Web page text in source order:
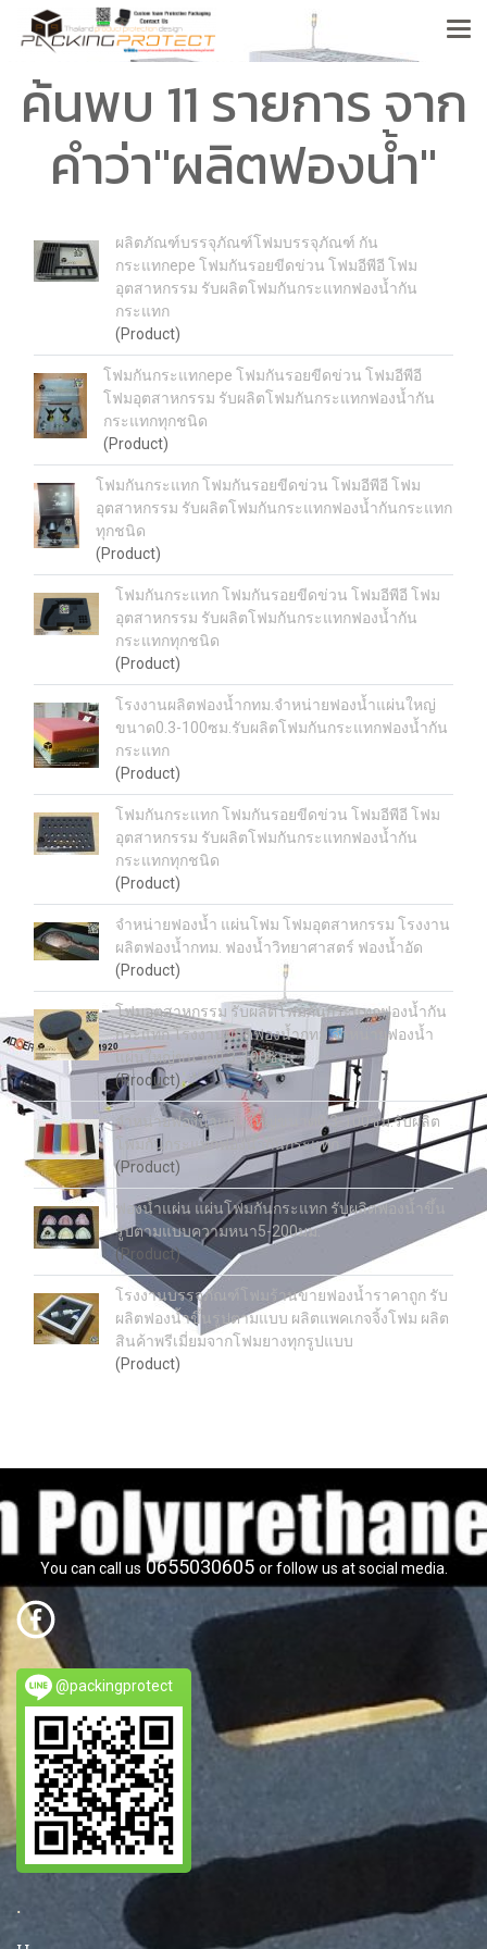
ค้นพบ 11 รายการ จาก
คำว่า"ผลิตฟองน้ำ"
ผลิตภัณฑ์บรรจุภัณฑ์โฟมบรรจุภัณฑ์ กัน
กระแทกepe โฟมกันรอยขีดข่วน โฟมอีพีอี โฟม
อุตสาหกรรม รับผลิตโฟมกันกระแทกฟองน้ำกัน
กระแทก
(Product)
โฟมกันกระแทกepe โฟมกันรอยขีดข่วน โฟมอีพีอี
โฟมอุตสาหกรรม รับผลิตโฟมกันกระแทกฟองน้ำกัน
กระแทกทุกชนิด
(Product)
โฟมกันกระแทก โฟมกันรอยขีดข่วน โฟมอีพีอี โฟม
อุตสาหกรรม รับผลิตโฟมกันกระแทกฟองน้ำกันกระแทก
ทุกชนิด
(Product)
โฟมกันกระแทก โฟมกันรอยขีดข่วน โฟมอีพีอี โฟม
อุตสาหกรรม รับผลิตโฟมกันกระแทกฟองน้ำกัน
กระแทกทุกชนิด
(Product)
โรงงานผลิตฟองน้ำกทม.จำหน่ายฟองน้ำแผ่นใหญ่
ขนาด0.3-100ซม.รับผลิตโฟมกันกระแทกฟองน้ำกัน
กระแทก
(Product)
โฟมกันกระแทก โฟมกันรอยขีดข่วน โฟมอีพีอี โฟม
อุตสาหกรรม รับผลิตโฟมกันกระแทกฟองน้ำกัน
กระแทกทุกชนิด
(Product)
จำหน่ายฟองน้ำ แผ่นโฟม โฟมอุตสาหกรรม โรงงาน
ผลิตฟองน้ำกทม. ฟองน้ำวิทยาศาสตร์ ฟองน้ำอัด
(Product)
โฟมอุตสาหกรรม รับผลิตโฟมกันกระแทกฟองน้ำกัน
กระแทก โรงงานผลิตฟองน้ำกทม.จำหน่ายฟองน้ำ
แผ่นใหญ่ขนาด0.3-100ซม.
(Product)
จำหน่ายฟองน้ำแผ่นใหญ่ขนาด0.3-100ซม.รับผลิต
โฟมกันกระแทกฟองน้ำกันกระแทก
(Product)
ฟองน้ำแผ่น แผ่นโฟมกันกระแทก รับผลิตฟองน้ำขึ้น
รูปตามแบบความหนา5-200มม.
(Product)
โรงงานบรรจุภัณฑ์โฟมร้านขายฟองน้ำราคาถูก รับ
ผลิตฟองน้ำขึ้นรูปตามแบบ ผลิตแพคเกจจิ้งโฟม ผลิต
สินค้าพรีเมี่ยมจากโฟมยางทุกรูปแบบ
(Product)
You can call us 0655030605 or follow us at social media.
@packingprotect
.